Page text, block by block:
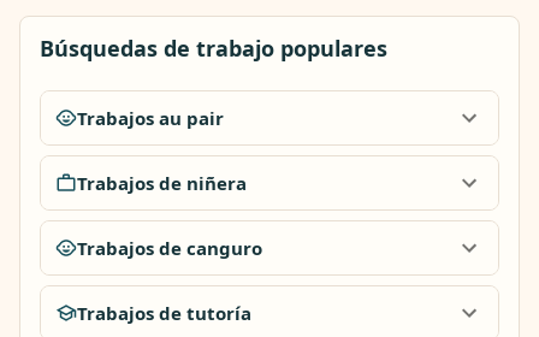
Búsquedas de trabajo populares
Trabajos au pair
Trabajos de niñera
Trabajos de canguro
Trabajos de tutoría